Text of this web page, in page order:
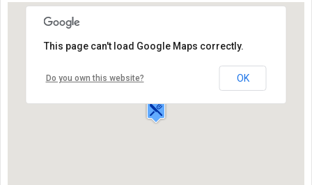
Restaurant Dușan și Fiul
Strada Timișoarei,23
Resita
This page can't load Google Maps correctly.
Do you own this website? OK